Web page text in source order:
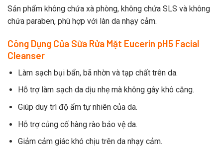
Sản phẩm không chứa xà phòng, không chứa SLS và không
chứa paraben, phù hợp với làn da nhạy cảm.
Công Dụng Của Sữa Rửa Mặt Eucerin pH5 Facial
Cleanser
Làm sạch bụi bẩn, bã nhờn và tạp chất trên da.
Hỗ trợ làm sạch da dịu nhẹ mà không gây khô căng.
Giúp duy trì độ ẩm tự nhiên của da.
Hỗ trợ củng cố hàng rào bảo vệ da.
Giảm cảm giác khó chịu trên da nhạy cảm.